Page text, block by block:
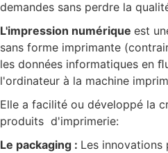
demandes sans perdre la
L'impression numérique est
sans forme imprimante
les données informatiques en
l'ordinateur à la machine
Elle a facilité ou développé la
produits d'imprimerie:
Le packaging : Les innovations